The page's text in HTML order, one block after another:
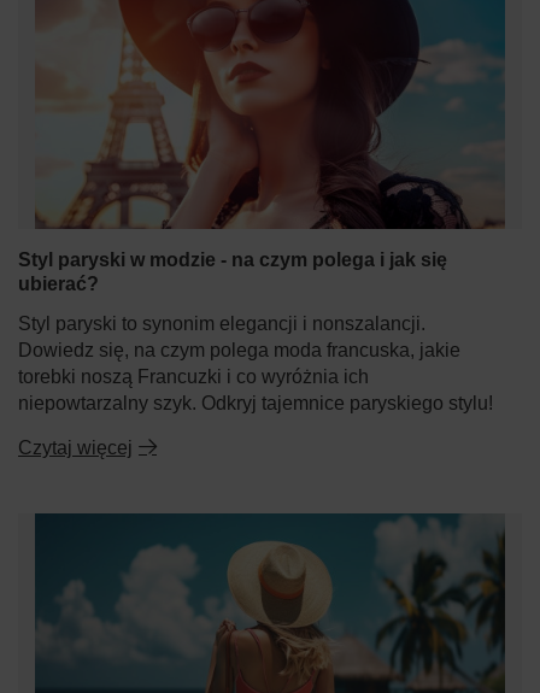
Styl paryski w modzie - na czym polega i jak się
ubierać?
Styl paryski to synonim elegancji i nonszalancji.
Dowiedz się, na czym polega moda francuska, jakie
torebki noszą Francuzki i co wyróżnia ich
niepowtarzalny szyk. Odkryj tajemnice paryskiego stylu!
Czytaj więcej